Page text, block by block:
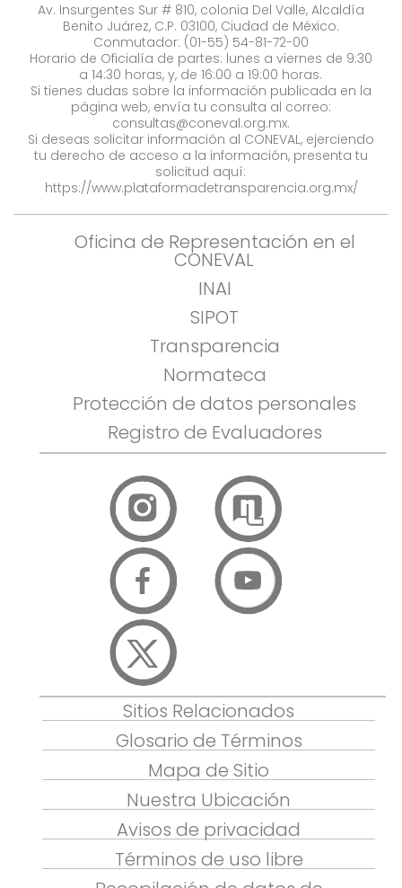
Av. Insurgentes Sur # 810, colonia Del Valle, Alcaldía
Benito Juárez, C.P. 03100, Ciudad de México.
Conmutador: (01-55) 54-81-72-00
Horario de Oficialía de partes: lunes a viernes de 9:30
a 14:30 horas, y, de 16:00 a 19:00 horas.
Si tienes dudas sobre la información publicada en la
página web, envía tu consulta al correo:
consultas@coneval.org.mx.
Si deseas solicitar información al CONEVAL, ejerciendo
tu derecho de acceso a la información, presenta tu
solicitud aquí:
https://www.plataformadetransparencia.org.mx/
Oficina de Representación en el
CONEVAL
INAI
SIPOT
Transparencia
Normateca
Protección de datos personales
Registro de Evaluadores
Sitios Relacionados
Glosario de Términos
Mapa de Sitio
Nuestra Ubicación
Avisos de privacidad
Términos de uso libre